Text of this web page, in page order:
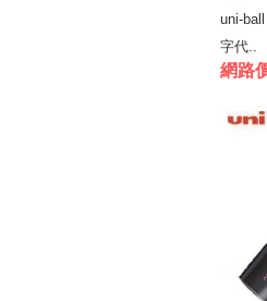
uni-
字代..
網路